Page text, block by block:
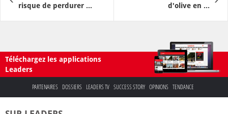
risque de perdurer ...
d'olive en ...
Téléchargez les applications
Leaders
PARTENAIRES DOSSIERS LEADERS TV SUCCESS STORY OPINIONS TENDANCE